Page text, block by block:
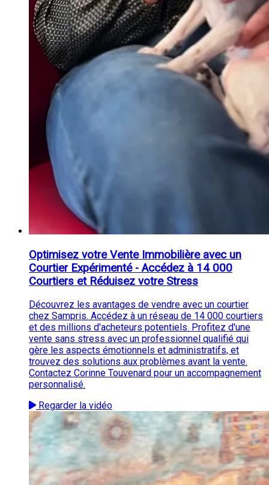
Optimisez votre Vente Immobilière avec un
Courtier Expérimenté - Accédez à 14 000
Courtiers et Réduisez votre Stress
Découvrez les avantages de vendre avec un courtier
chez Sampris. Accédez à un réseau de 14 000 courtiers
et des millions d'acheteurs potentiels. Profitez d'une
vente sans stress avec un professionnel qualifié qui
gère les aspects émotionnels et administratifs, et
trouvez des solutions aux problèmes avant la vente.
Contactez Corinne Touvenard pour un accompagnement
personnalisé.
Regarder la vidéo